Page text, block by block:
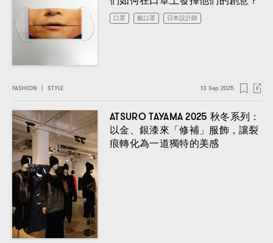
口罩 戴口罩 日本設計師
FASHION STYLE 13 Sep 2025
ATSURO TAYAMA 2025秋冬系列 ：
以金、銀漆來「修補」服飾，讓裂
痕轉化為一道獨特的美感